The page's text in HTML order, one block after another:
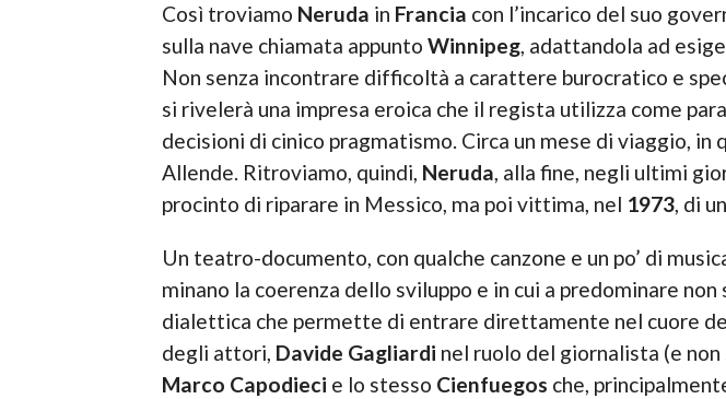
Così troviamo Neruda in Francia con l’incarico del suo
sulla nave chiamata appunto Winnipeg, adattandola ad
Non senza incontrare difficoltà a carattere burocratico e
si rivelerà una impresa eroica che il regista utilizza come
decisioni di cinico pragmatismo. Circa un mese di viaggio, in
Allende. Ritroviamo, quindi, Neruda, alla fine, negli ultimi
procinto di riparare in Messico, ma poi vittima, nel 1973, di
Un teatro-documento, con qualche canzone e un po’ di
minano la coerenza dello sviluppo e in cui a predominare
dialettica che permette di entrare direttamente nel cuore
degli attori, Davide Gagliardi nel ruolo del giornalista (e non
Marco Capodieci e lo stesso Cienfuegos che,